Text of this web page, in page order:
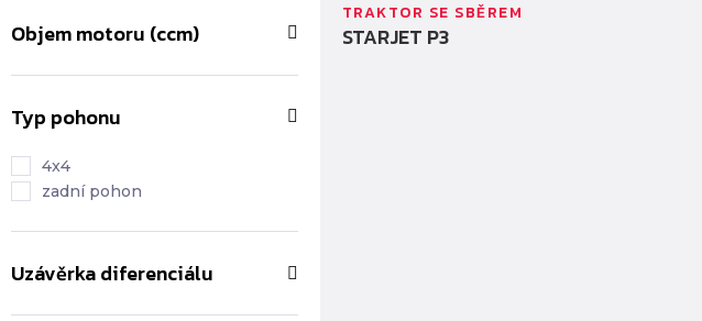
Objem motoru (ccm)
Typ pohonu
4x4
zadní pohon
Uzávěrka diferenciálu
STARJET P3
TRAKTOR SE SBĚREM